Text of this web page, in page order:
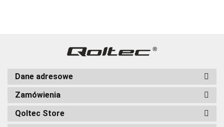
Dane adresowe
Zamówienia
Qoltec Store